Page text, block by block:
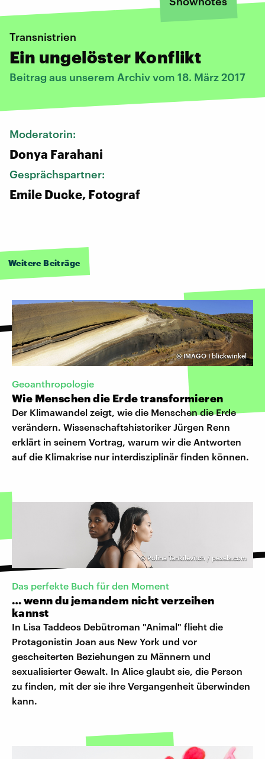
Transnistrien
Ein ungelöster Konflikt
Beitrag aus unserem Archiv vom 18. März 2017
Moderatorin:
Donya Farahani
Gesprächspartner:
Emile Ducke, Fotograf
Weitere Beiträge
©IMAGO I blickwinkel
Geoanthropologie
Wie Menschen die Erde transformieren
Der Klimawandel zeigt, wie die Menschen die Erde
verändern. Wissenschaftshistoriker Jürgen Renn
erklärt in seinem Vortrag, warum wir die Antworten
auf die Klimakrise nur interdisziplinär finden können.
©Polina Tankilevitch / pexels.com
Das perfekte Buch für den Moment
… wenn du jemandem nicht verzeihen
kannst
In Lisa Taddeos Debütroman "Animal" flieht die
Protagonistin Joan aus New York und vor
gescheiterten Beziehungen zu Männern und
sexualisierter Gewalt. In Alice glaubt sie, die Person
zu finden, mit der sie ihre Vergangenheit überwinden
kann.